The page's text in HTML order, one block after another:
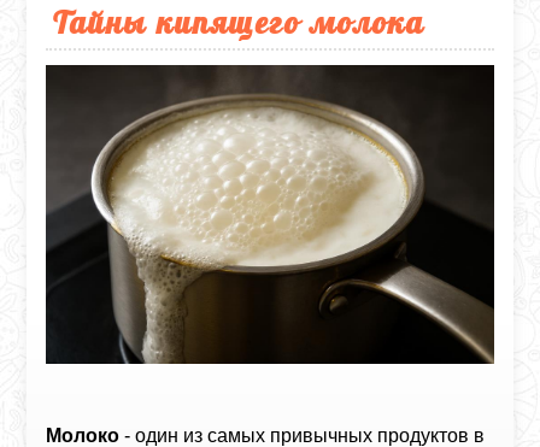
Тайны кипящего молока
Молоко - один из самых привычных продуктов в